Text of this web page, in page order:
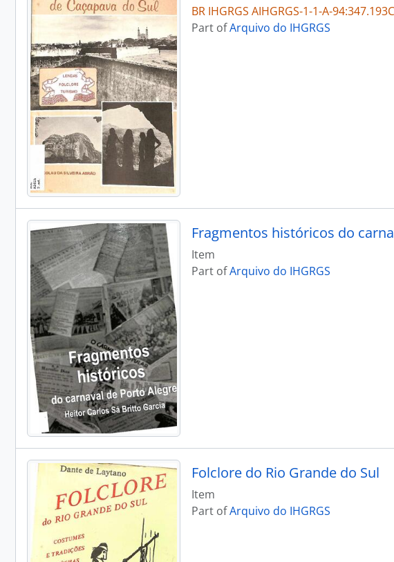
BR IHGRGS AIHGRGS-1-1-A-
Part ofArquivo do IHGRGS
Fragmentos históricos do
Item
Part ofArquivo do IHGRGS
Folclore do Rio Grande do Sul
Item
Part ofArquivo do IHGRGS